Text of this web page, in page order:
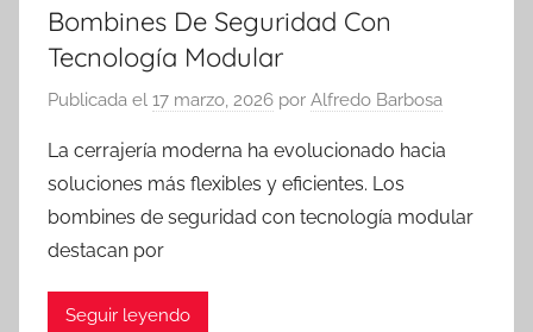
Bombines De Seguridad Con
Tecnología Modular
Publicada el 17 marzo, 2026 por Alfredo Barbosa
La cerrajería moderna ha evolucionado hacia
soluciones más flexibles y eficientes. Los
bombines de seguridad con tecnología modular
destacan por
Seguir leyendo